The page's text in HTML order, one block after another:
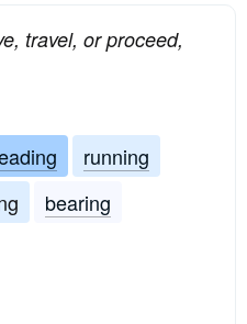
travel, or proceed,
running
bearing